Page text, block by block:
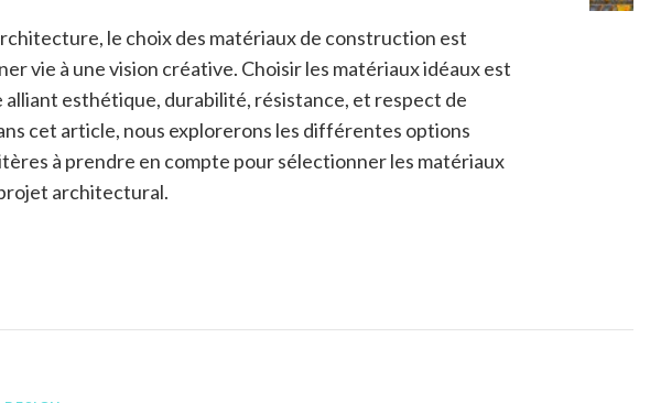
le choix des matériaux de construction est
vie à une vision créative. Choisir les matériaux idéaux est
alliant esthétique, durabilité, résistance, et respect de
cet article, nous explorerons les différentes options
à prendre en compte pour sélectionner les matériaux
architectural.